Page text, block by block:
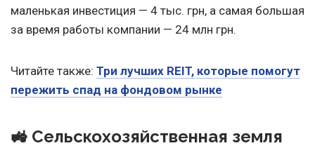
маленькая инвестиция — 4 тыс. грн, а самая большая
за время работы компании — 24 млн грн.
Читайте также: Три лучших REIT, которые помогут
пережить спад на фондовом рынке
🚜 Сельскохозяйственная земля